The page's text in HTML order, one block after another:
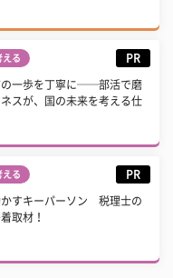
える PR
の一歩を丁寧に──部活で磨
スが、国の未来を考える仕
える PR
かすキーパーソン 税理士の
取材！